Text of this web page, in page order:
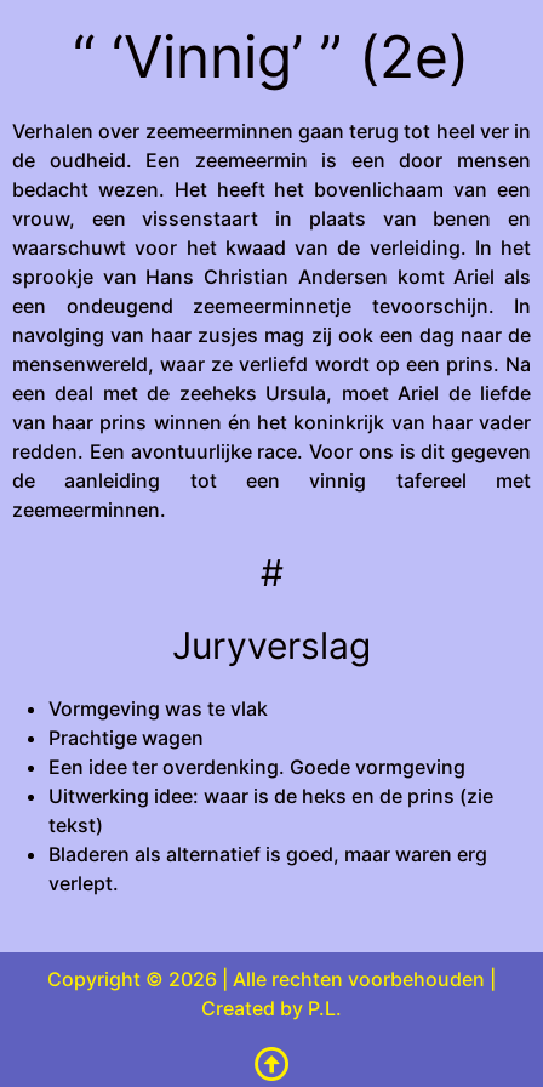
“ ‘Vinnig’ ” (2e)
Verhalen over zeemeerminnen gaan terug tot heel ver in
de oudheid. Een zeemeermin is een door mensen
bedacht wezen. Het heeft het bovenlichaam van een
vrouw, een vissenstaart in plaats van benen en
waarschuwt voor het kwaad van de verleiding. In het
sprookje van Hans Christian Andersen komt Ariel als
een ondeugend zeemeerminnetje tevoorschijn. In
navolging van haar zusjes mag zij ook een dag naar de
mensenwereld, waar ze verliefd wordt op een prins. Na
een deal met de zeeheks Ursula, moet Ariel de liefde
van haar prins winnen én het koninkrijk van haar vader
redden. Een avontuurlijke race. Voor ons is dit gegeven
de aanleiding tot een vinnig tafereel met
zeemeerminnen.
#
Juryverslag
Vormgeving was te vlak
Prachtige wagen
Een idee ter overdenking. Goede vormgeving
Uitwerking idee: waar is de heks en de prins (zie
tekst)
Bladeren als alternatief is goed, maar waren erg
verlept.
Copyright © 2026 | Alle rechten voorbehouden |
Created by P.L.